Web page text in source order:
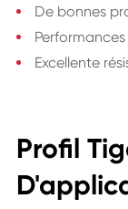
De bonnes
Excellente
Profil